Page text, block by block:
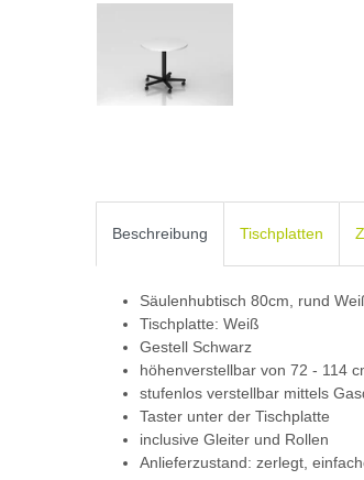
Beschreibung Tischplatten
Säulenhubtisch 80cm, rund
Tischplatte: Weiß
Gestell Schwarz
höhenverstellbar von 72 - 114
stufenlos verstellbar mittels
Taster unter der Tischplatte
inclusive Gleiter und Rollen
Anlieferzustand: zerlegt,